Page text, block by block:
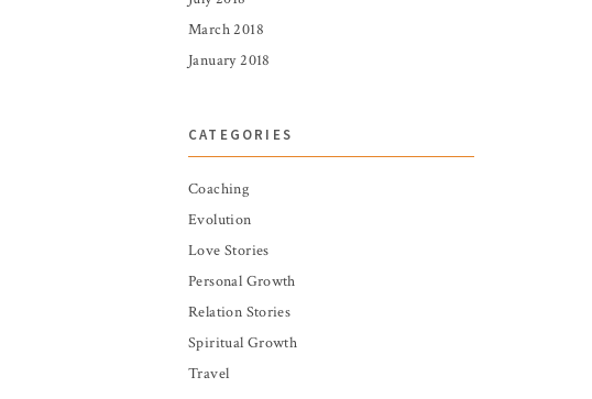
March 2018
January 2018
CATEGORIES
Coaching
Evolution
Love Stories
Personal Growth
Relation Stories
Spiritual Growth
Travel